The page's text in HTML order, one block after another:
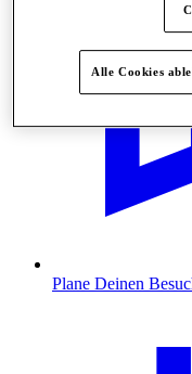
Plane Deinen
Alle Cookies